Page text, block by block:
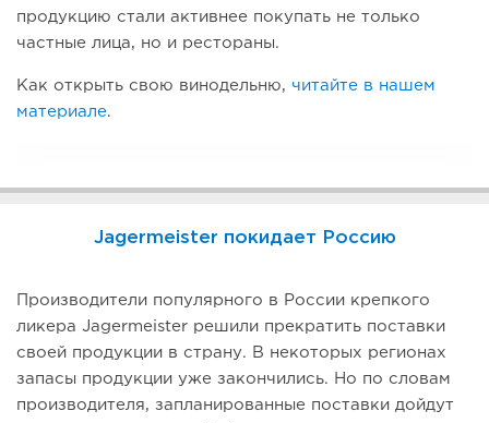
продукцию стали активнее покупать не только
частные лица, но и рестораны.
Как открыть свою винодельню, читайте в нашем
материале.
Jagermeister покидает Россию
Производители популярного в России крепкого
ликера Jagermeister решили прекратить поставки
своей продукции в страну. В некоторых регионах
запасы продукции уже закончились. Но по словам
производителя, запланированные поставки дойдут